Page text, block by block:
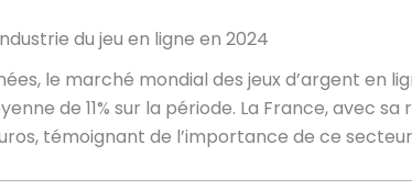
du jeu en ligne en 2024
le marché mondial des jeux d’argent en
de 11% sur la période. La France, avec
, témoignant de l’importance de ce